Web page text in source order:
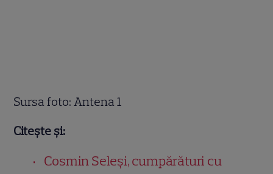
Sursa foto: Antena 1
Citește și:
Cosmin Seleși, cumpărături cu